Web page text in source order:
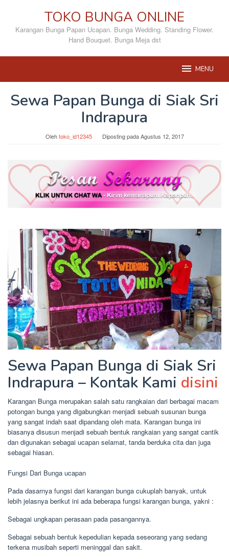
konten
TOKO BUNGA ONLINE
Karangan Bunga Papan Ucapan. Bunga Wedding. Standing Flower.
Hand Bouquet. Bunga Meja dst
MENU
Sewa Papan Bunga di Siak Sri
Indrapura
Olehtoko_id12345 Diposting padaAgustus 12, 2017
Sewa Papan Bunga di Siak Sri
Indrapura – Kontak Kami disini
Karangan Bunga merupakan salah satu rangkaian dari berbagai macam
potongan bunga yang digabungkan menjadi sebuah susunan bunga
yang sangat indah saat dipandang oleh mata. Karangan bunga ini
biasanya disusun menjadi sebuah bentuk rangkaian yang sangat cantik
dan digunakan sebagai ucapan selamat, tanda berduka cita dan juga
sebagai hiasan.
Fungsi Dari Bunga ucapan
Pada dasarnya fungsi dari karangan bunga cukuplah banyak, untuk
lebih jelasnya berikut ini ada beberapa fungsi karangan bunga, yakni :
Sebagai ungkapan perasaan pada pasangannya.
Sebagai sebuah bentuk kepedulian kepada seseorang yang sedang
terkena musibah seperti meninggal dan sakit.